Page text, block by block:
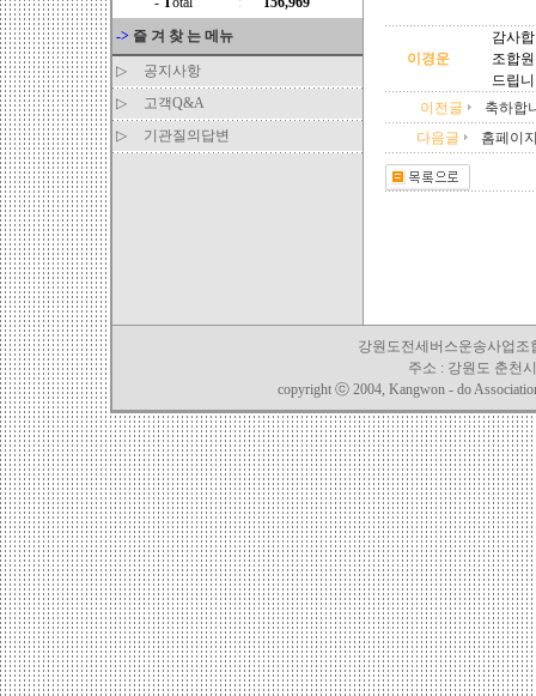
-> 즐 겨 찾 는 메뉴
▷
공지사항
▷
고객Q&A
▷
기관질의답변
이경운
감사
조합
드립
이전글
축하합
다음글
홈페이
강원도전세버스운송사업조
주소 : 강원도 춘천
copyright ⓒ 2004, Kangwon - do